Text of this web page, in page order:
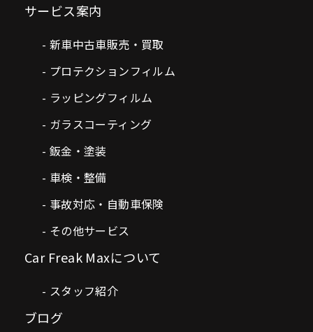
サービス案内
新車中古車販売・買取
プロテクションフィルム
ラッピングフィルム
ガラスコーティング
鈑金・塗装
車検・整備
事故対応・自動車保険
その他サービス
Car Freak Maxについて
スタッフ紹介
ブログ